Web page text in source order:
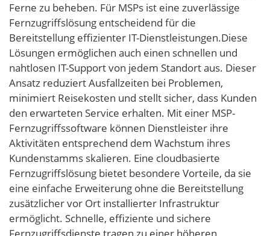
Ferne zu beheben. Für MSPs ist eine zuverlässige
Fernzugriffslösung entscheidend für die
Bereitstellung effizienter IT-Dienstleistungen.Diese
Lösungen ermöglichen auch einen schnellen und
nahtlosen IT-Support von jedem Standort aus. Dieser
Ansatz reduziert Ausfallzeiten bei Problemen,
minimiert Reisekosten und stellt sicher, dass Kunden
den erwarteten Service erhalten. Mit einer MSP-
Fernzugriffssoftware können Dienstleister ihre
Aktivitäten entsprechend dem Wachstum ihres
Kundenstamms skalieren. Eine cloudbasierte
Fernzugriffslösung bietet besondere Vorteile, da sie
eine einfache Erweiterung ohne die Bereitstellung
zusätzlicher vor Ort installierter Infrastruktur
ermöglicht. Schnelle, effiziente und sichere